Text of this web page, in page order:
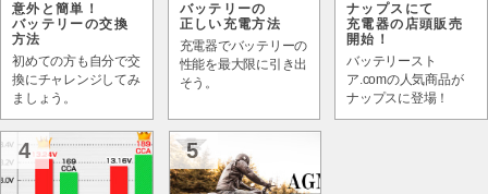
意外と簡単！
バッテリーの交換
方法
初めての方も自分で交
換にチャレンジしてみ
ましょう。
バッテリーの
正しい充電方法
充電器でバッテリーの
性能を最大限に引き出
そう。
ナップスにて
充電器の店頭販売
開始！
バッテリースト
ア.comの人気商品が
ナップスに登場！
4 5